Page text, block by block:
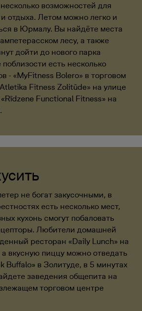
возможностей для
отдыха. Летом можно легко и
в Юрмалу. Вы найдёте места
лесу, а также
дойти до нового парка
есть несколько
- «MyFitness Bolero» в торговом
Fitness Zolitūde» на улице
Functional Fitness» на
не богат закусочными, в
есть несколько мест,
кухонь смогут побаловать
Любители домашней
ресторан «Daily Lunch» на
вкусную пиццу можно отведать
Buffalo» в Золитуде, в 5 минутах
заведения общепита на
торговом центре